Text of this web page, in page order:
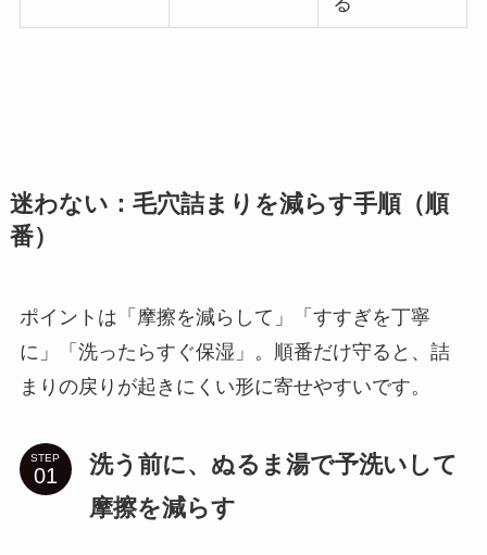
迷わない：毛穴詰まりを減らす手順（順
番）
ポイントは「摩擦を減らして」「すすぎを丁寧
に」「洗ったらすぐ保湿」。順番だけ守ると、詰
まりの戻りが起きにくい形に寄せやすいです。
STEP
洗う前に、ぬるま湯で予洗いして
摩擦を減らす